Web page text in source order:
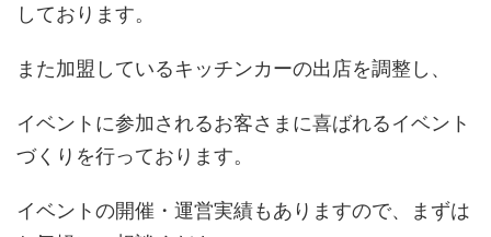
しております。
また加盟しているキッチンカーの出店を調整し、
イベントに参加されるお客さまに喜ばれるイベント
づくりを行っております。
イベントの開催・運営実績もありますので、まずは